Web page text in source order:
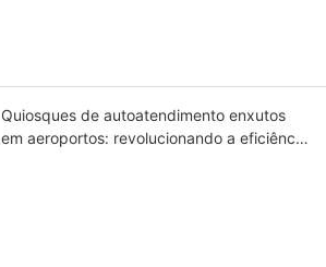
Quiosques de autoatendimento enxutos
em aeroportos: revolucionando a eficiência